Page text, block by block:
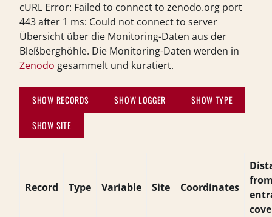
cURL Error: Failed to connect to zenodo.org port
443 after 1 ms: Could not connect to server
Übersicht über die Monitoring-Daten aus der
Bleßberghöhle. Die Monitoring-Daten werden in
Zenodo gesammelt und kuratiert.
SHOW RECORDS SHOW LOGGER
SHOW TYPE
SHOW SITE
Record Type Variable Site Coordinates